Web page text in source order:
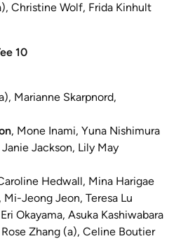
Christine Wolf, Frida Kinhult
10
Marianne Skarpnord,
, Mone Inami, Yuna Nishimura
Jackson, Lily May
Hedwall, Mina Harigae
Mi-Jeong Jeon, Teresa Lu
Okayama, Asuka Kashiwabara
Rose Zhang (a), Celine Boutier